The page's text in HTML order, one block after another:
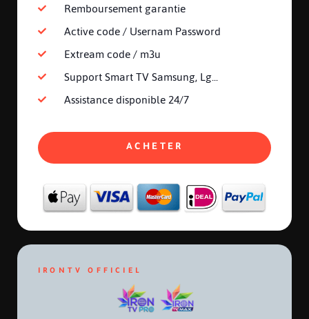
Remboursement garantie
Active code / Usernam Password
Extream code / m3u
Support Smart TV Samsung, Lg...
Assistance disponible 24/7
ACHETER
IRONTV OFFICIEL